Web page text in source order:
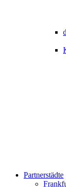
Partnerstädte